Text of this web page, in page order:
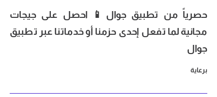
حصرياً من تطبيق جوال📱 احصل على جيجات
مجانية لما تفعل إحدى حزمنا أو خدماتنا عبر تطبيق
جوال
برعاية